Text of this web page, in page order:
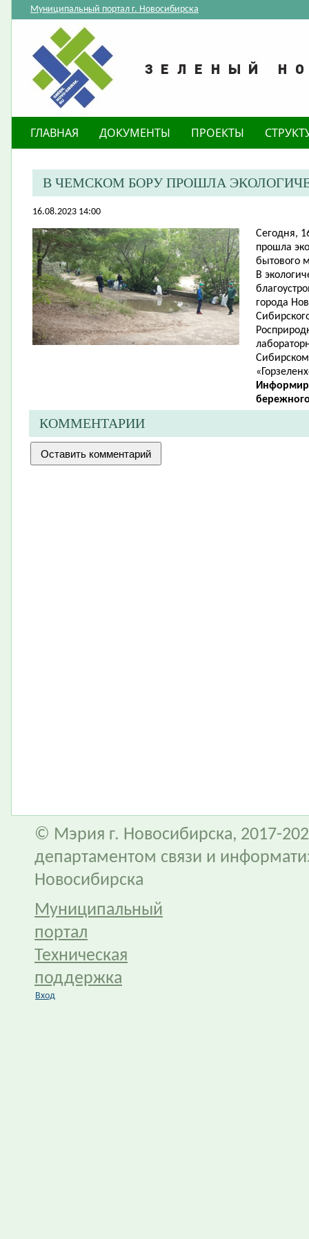
Муниципальный портал г. Новосибирска
ГЛАВНАЯ ДОКУМЕНТЫ ПРОЕКТЫ
В ЧЕМСКОМ БОРУ ПРОШЛА
16.08.2023 14:00
Сегодня,
прошла
бытового
В
города
КОММЕНТАРИИ
© Мэрия г. Новосибирска, 2017-
департаментом связи и
Новосибирска
Муниципальный
портал
Техническая
поддержка
Вход